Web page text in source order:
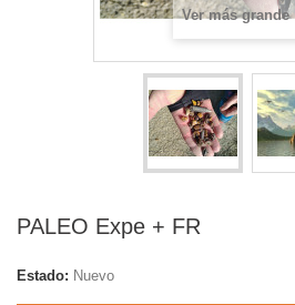
Ver más grande
PALEO Expe + FR
Estado: Nuevo